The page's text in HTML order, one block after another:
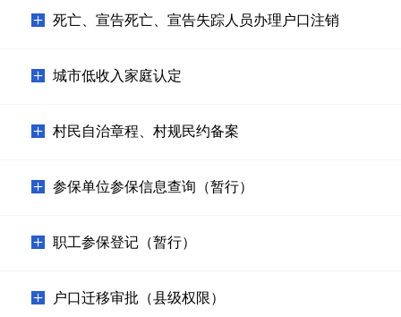
死亡、宣告死亡、宣告失踪人员办理户口注销
城市低收入家庭认定
村民自治章程、村规民约备案
参保单位参保信息查询（暂行）
职工参保登记（暂行）
户口迁移审批（县级权限）